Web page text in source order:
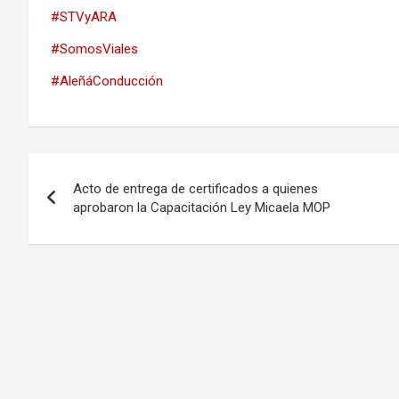
#STVyARA
#SomosViales
#AleñáConducción
de
entradas
Acto de entrega de certificados a quienes
aprobaron la Capacitación Ley Micaela MOP